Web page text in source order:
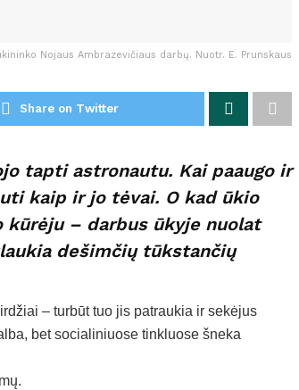
Nojaus Ambrazevičiaus darbų. Nuotr. E. Prunskaus
Share on Twitter
tapti astronautu. Kai paaugo ir
kaip ir jo tėvai. O kad ūkio
– darbus ūkyje nuolat
dešimčių tūkstančių
– turbūt tuo jis patraukia ir sekėjus
bet socialiniuose tinkluose šneka